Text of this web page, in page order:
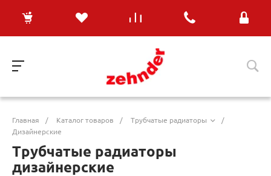
Главная / Каталог товаров / Трубчатые радиаторы
/
Дизайнерские
Трубчатые радиаторы
дизайнерские